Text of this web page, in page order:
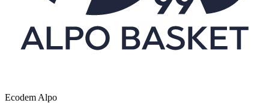
Ecodem Alpo